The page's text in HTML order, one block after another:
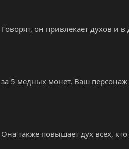
он привлекает духов и
5 медных монет. Ваш
также повышает дух всех,